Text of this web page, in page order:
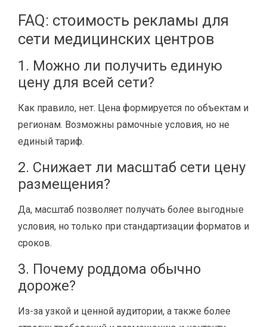
FAQ: стоимость рекламы для
сети медицинских центров
1. Можно ли получить единую
цену для всей сети?
Как правило, нет. Цена формируется по объектам и
регионам. Возможны рамочные условия, но не
единый тариф.
2. Снижает ли масштаб сети цену
размещения?
Да, масштаб позволяет получать более выгодные
условия, но только при стандартизации форматов и
сроков.
3. Почему роддома обычно
дороже?
Из-за узкой и ценной аудитории, а также более